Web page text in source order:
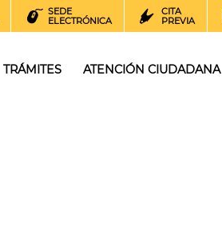
SEDE
ELECTRÓNICA
CITA
PREVIA
TRÁMITES ATENCIÓN CIUDADANA